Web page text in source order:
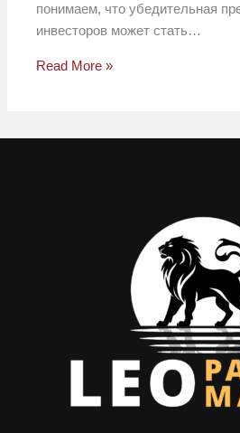
понимаем, что убедительная
инвесторов может стать…
Read More »